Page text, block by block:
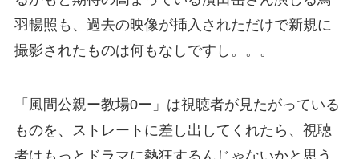
羽暢照も、過去の映像が挿入されただけで新規に
撮影されたものは何もなしですし。。。
「風間公親ー教場0ー」は視聴者が見たがっている
ものを、ストレートに差し出してくれたら、視聴
者はもっとドラマに熱狂するんじゃないかと思う